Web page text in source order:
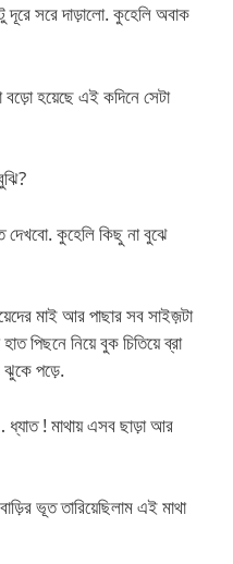
দূরে সরে দাড়ালো. কুহেলি অবাক
হয়েছে এই কদিনে সেটা
দেখবো. কুহেলি কিছু না বুঝে
মাই আর পাছার সব সাইজ়টা
পিছনে নিয়ে বুক চিতিয়ে ব্রা
ঝুকে পড়ে.
! মাথায় এসব ছাড়া আর
ভূত তারিয়েছিলাম এই মাথা